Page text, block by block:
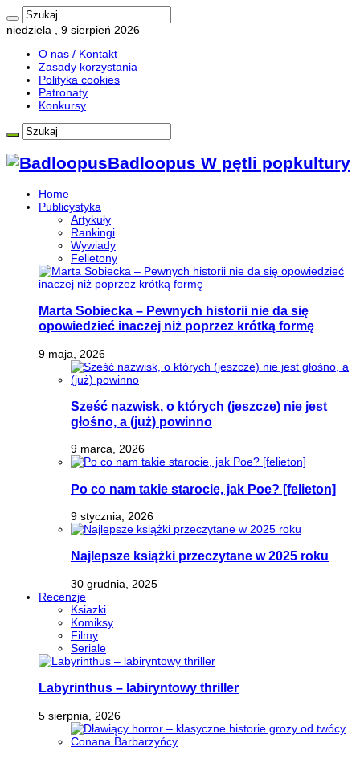
niedziela , 9 sierpień 2026
O nas / Kontakt
Zasady korzystania
Polityka cookies
Patronaty
Konkursy
Badloopus W pętli popkultury
Home
Publicystyka
Artykuły
Rankingi
Wywiady
Felietony
Marta Sobiecka – Pewnych historii nie da się
opowiedzieć inaczej niż poprzez krótką formę
9 maja, 2026
Sześć nazwisk, o których (jeszcze) nie jest
głośno, a (już) powinno
9 marca, 2026
Po co nam takie starocie, jak Poe? [felieton]
9 stycznia, 2026
Najlepsze książki przeczytane w 2025 roku
30 grudnia, 2025
Recenzje
Ksiazki
Komiksy
Filmy
Seriale
Labyrinthus – labiryntowy thriller
5 sierpnia, 2026